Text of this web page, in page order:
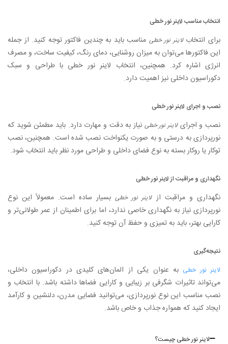
انتخاب مناسب لاینر نور خطی
برای انتخابلاینر نور خطی مناسب باید به چندین فاکتور توجه کنید. از جمله
این فاکتورها می‌توان به میزان روشنایی، دمای رنگ، کیفیت ساخت، و مصرف
انرژی اشاره کرد. همچنین، انتخاب لاینر نور خطی با طراحی و سبک
دکوراسیون داخلی نیز اهمیت دارد.
نصب و اجرای لاینر نور خطی
نصب و اجرایلاینر نور خطی نیاز به دقت و مهارت دارد. باید مطمئن شوید که
نورپردازی به درستی و به صورت یکنواخت نصب شده است. همچنین، نصب
توکار یا روکار بسته به نوع فضای داخلی و طراحی مورد نظر باید انتخاب شود.
نگهداری و مراقبت از لاینر نور خطی
نگهداری و مراقبت ازلاینر نور خطی بسیار ساده است. معمولاً این نوع
نورپردازی نیاز به نگهداری خاصی ندارد، اما برای اطمینان از عمر طولانی‌تر و
کارایی بهتر، باید به تمیزی و حفظ آن توجه کنید.
نتیجه‌گیری
لاینر نور خطی به عنوان یکی از المان‌های کلیدی در دکوراسیون داخلی،
می‌تواند تاثیرات شگرفی بر زیبایی و کارایی فضاها داشته باشد. با انتخاب و
نصب مناسب این نوع نورپردازی، می‌توانید فضایی مدرن، دلنشین و کارآمد
ایجاد کنید که همواره جذاب و خاص باشد.
لاینر نور خطی چیست؟